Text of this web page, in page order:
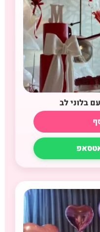
בלוני לב